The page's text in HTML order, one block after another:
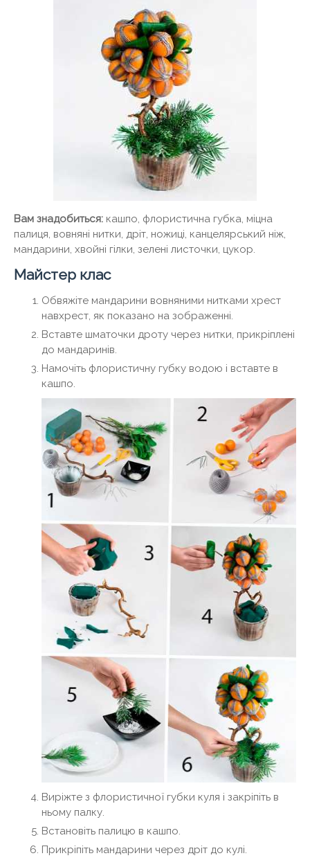
Вам знадобиться: кашпо, флористична губка, міцна
палиця, вовняні нитки, дріт, ножиці, канцелярський ніж,
мандарини, хвойні гілки, зелені листочки, цукор.
Майстер клас
Обвяжіте мандарини вовняними нитками хрест
навхрест, як показано на зображенні.
Вставте шматочки дроту через нитки, прикріплені
до мандаринів.
Намочіть флористичну губку водою і вставте в
кашпо.
Виріжте з флористичної губки куля і закріпіть в
ньому палку.
Встановіть палицю в кашпо.
Прикріпіть мандарини через дріт до кулі.